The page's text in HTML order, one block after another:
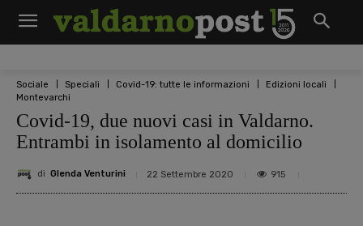
Sociale Speciali Covid-19: tutte le informazioni
Edizioni locali
Montevarchi
Covid-19, due nuovi casi in Valdarno.
Entrambi in isolamento al domicilio
di Glenda Venturini 22 Settembre 2020 915